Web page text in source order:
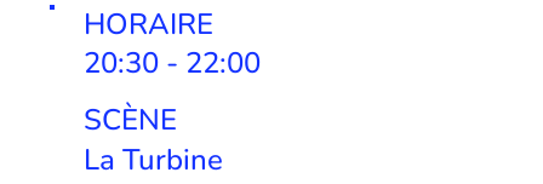
HORAIRE
20:30 - 22:00
SCÈNE
La Turbine